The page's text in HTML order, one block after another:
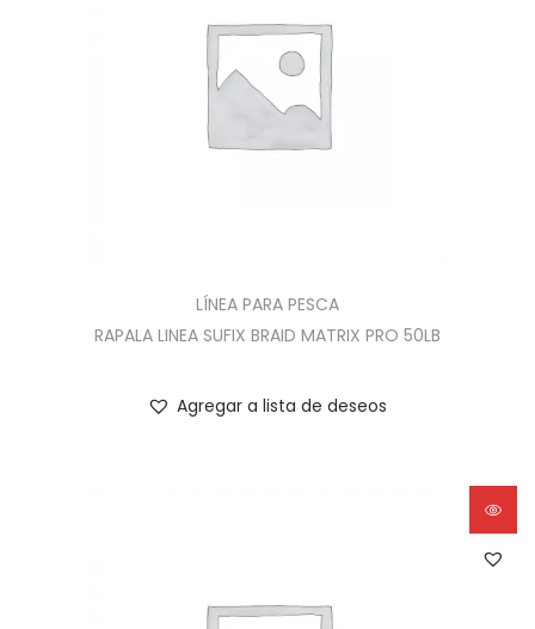
LÍNEA PARA PESCA
RAPALA LINEA SUFIX BRAID MATRIX PRO 50LB
Agregar a lista de deseos